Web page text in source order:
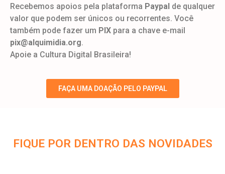
Recebemos apoios pela plataforma Paypal de qualquer
valor que podem ser únicos ou recorrentes. Você
também pode fazer um PIX para a chave e-mail
pix@alquimidia.org.
Apoie a Cultura Digital Brasileira!
FAÇA UMA DOAÇÃO PELO PAYPAL
FIQUE POR DENTRO DAS NOVIDADES